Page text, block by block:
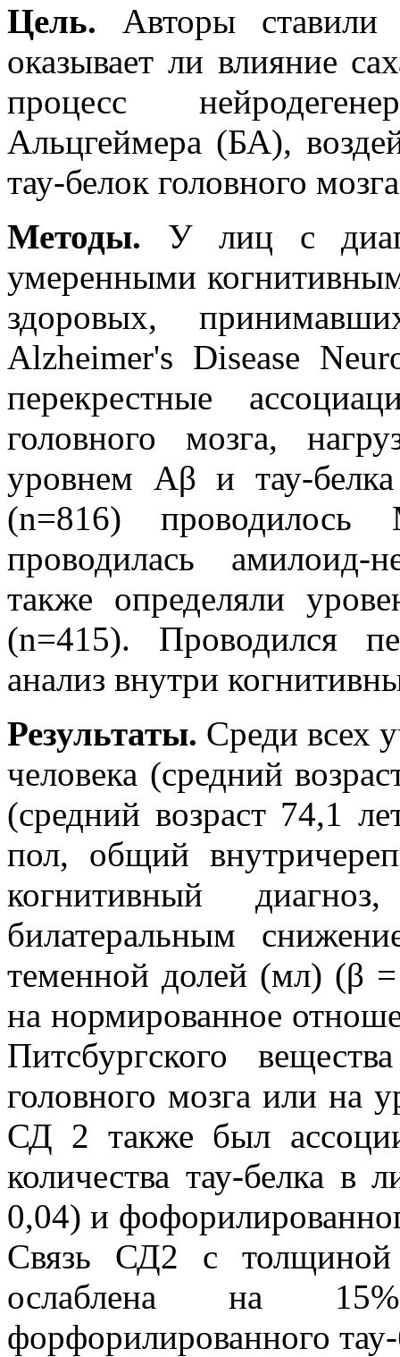
Цель. Авторы ставили
оказывает ли влияние
процесс
Альцгеймера (БА),
тау-белок головного
Методы. У лиц с
умеренными
здоровых,
Alzheimer's Disease
перекрестные
головного мозга,
уровнем Аβ и тау-
(n=816) проводилось
проводилась амилоид-
также определяли
(n=415). Проводился
анализ внутри
Результаты. Среди всех
человека (средний
(средний возраст 74,1
пол, общий
когнитивный
билатеральным
теменной долей (мл) (β
на нормированное
Питсбургского
головного мозга или на
СД 2 также был
количества тау-белка
0,04) и
Связь СД2 с толщиной
ослаблена на
форфорилированного